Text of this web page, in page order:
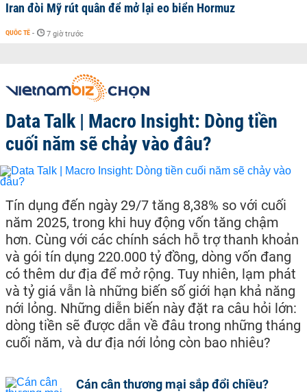
Iran đòi Mỹ rút quân để mở lại eo biển Hormuz
QUỐC TẾ - 7 giờ trước
Data Talk | Macro Insight: Dòng tiền
cuối năm sẽ chảy vào đâu?
Tín dụng đến ngày 29/7 tăng 8,38% so với cuối
năm 2025, trong khi huy động vốn tăng chậm
hơn. Cùng với các chính sách hỗ trợ thanh khoản
và gói tín dụng 220.000 tỷ đồng, dòng vốn đang
có thêm dư địa để mở rộng. Tuy nhiên, lạm phát
và tỷ giá vẫn là những biến số giới hạn khả năng
nới lỏng. Những diễn biến này đặt ra câu hỏi lớn:
dòng tiền sẽ được dẫn về đâu trong những tháng
cuối năm, và dư địa nới lỏng còn bao nhiêu?
Cán cân thương mại sắp đổi chiều?